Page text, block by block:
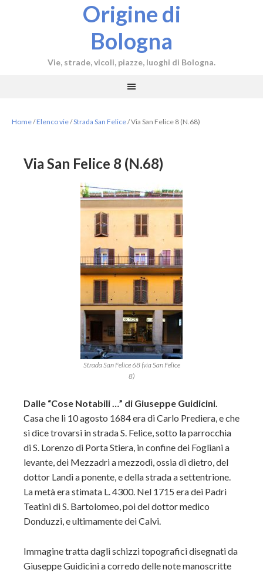
Origine di
Bologna
Vie, strade, vicoli, piazze, luoghi di Bologna.
Home/Elenco vie/Strada San Felice/Via San Felice 8 (N.68)
Via San Felice 8 (N.68)
Strada San Felice 68 (via San Felice
8)
Dalle “Cose Notabili …” di Giuseppe Guidicini.
Casa che li 10 agosto 1684 era di Carlo Prediera, e che
si dice trovarsi in strada S. Felice, sotto la parrocchia
di S. Lorenzo di Porta Stiera, in confine dei Fogliani a
levante, dei Mezzadri a mezzodì, ossia di dietro, del
dottor Landi a ponente, e della strada a settentrione.
La metà era stimata L. 4300. Nel 1715 era dei Padri
Teatini di S. Bartolomeo, poi del dottor medico
Donduzzi, e ultimamente dei Calvi.
Immagine tratta dagli schizzi topografici disegnati da
Giuseppe Guidicini a corredo delle note manoscritte